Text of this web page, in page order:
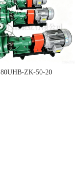
80UHB-ZK-50-20